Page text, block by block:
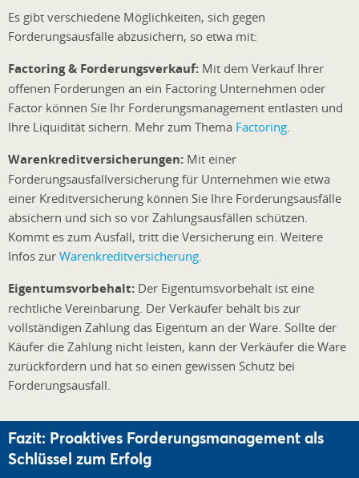
Es gibt verschiedene Möglichkeiten, sich gegen
Forderungsausfälle abzusichern, so etwa mit:
Factoring & Forderungsverkauf: Mit dem Verkauf Ihrer
offenen Forderungen an ein Factoring Unternehmen oder
Factor können Sie Ihr Forderungsmanagement entlasten und
Ihre Liquidität sichern. Mehr zum Thema Factoring.
Warenkreditversicherungen: Mit einer
Forderungsausfallversicherung für Unternehmen wie etwa
einer Kreditversicherung können Sie Ihre Forderungsausfälle
absichern und sich so vor Zahlungsausfällen schützen.
Kommt es zum Ausfall, tritt die Versicherung ein. Weitere
Infos zur Warenkreditversicherung.
Eigentumsvorbehalt: Der Eigentumsvorbehalt ist eine
rechtliche Vereinbarung. Der Verkäufer behält bis zur
vollständigen Zahlung das Eigentum an der Ware. Sollte der
Käufer die Zahlung nicht leisten, kann der Verkäufer die Ware
zurückfordern und hat so einen gewissen Schutz bei
Forderungsausfall.
Fazit: Proaktives Forderungsmanagement als
Schlüssel zum Erfolg